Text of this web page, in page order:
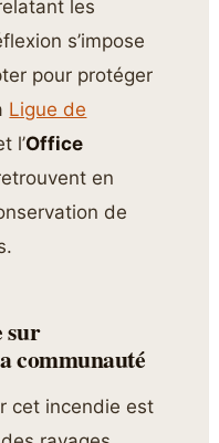
les
s’impose
pour protéger
Ligue de
l’Office
en
de
sur
communauté
cet incendie est